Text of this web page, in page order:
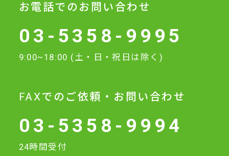
お電話でのお問い合わせ
03-5358-9995
9:00~18:00 (土・日・祝日は除く)
FAXでのご依頼・お問い合わせ
03-5358-9994
24時間受付